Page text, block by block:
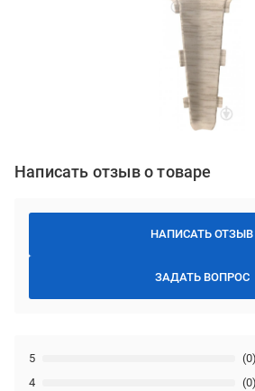
Написать отзыв о товаре
НАПИСАТЬ ОТЗЫВ
ЗАДАТЬ ВОПРОС
4 (0)
5 (0)